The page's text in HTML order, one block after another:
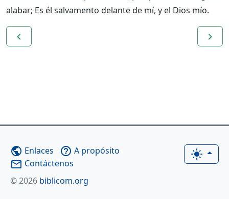
alabar; Es él salvamento delante de mí, y el Dios mío.
navigate_before navigate_next
light_mode
public Enlaces help_outline A propósito
mail_outline Contáctenos
© 2026 biblicom.org